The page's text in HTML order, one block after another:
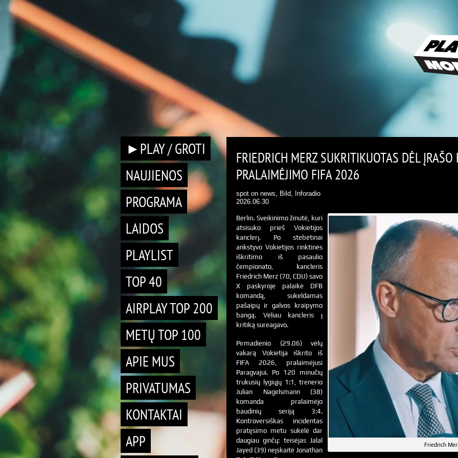
►PLAY / GROTI
NAUJIENOS
PROGRAMA
LAIDOS
PLAYLIST
TOP 40
AIRPLAY TOP 200
METŲ TOP 100
APIE MUS
PRIVATUMAS
KONTAKTAI
APP
FRIEDRICH MERZ SUKRITIKUOTAS DĖL ĮRAŠO
PRALAIMĖJIMO FIFA 2026
spot on news, Bild, Inforadio
2026.06.30
Friedrich
Berlin. Sveikinimo žinutė, kuri
atsisuko prieš Vokietijos
kanclerį. Po stebėtinai
ankstyvo Vokietijos rinktinės
iškritimo iš pasaulio
čempionato, kancleris
Friedrich Merz (70, CDU) savo
X paskyroje palaikė DFB
komandą, sukeldamas
pašaipų ir galvos kraipymo
bangą. Vėliau kancleris į
kritiką sureagavo.
Pirmadienio (29.06) vėlų
vakarą Vokietija iškrito iš
FIFA 2026, pralaimėjusi
Paragvajui. Po 120 minučių
trukusių lygiųjų 1:1, trenerio
Julian Nagelsmann (38)
komanda pralaimėjo
baudinių seriją 3:4.
Kontroversiškas incidentas
pratęsimo metu sukėlė dar
daugiau ginčų: teisėjas Jalal
Jayed (39) neįskaitė Jonathan